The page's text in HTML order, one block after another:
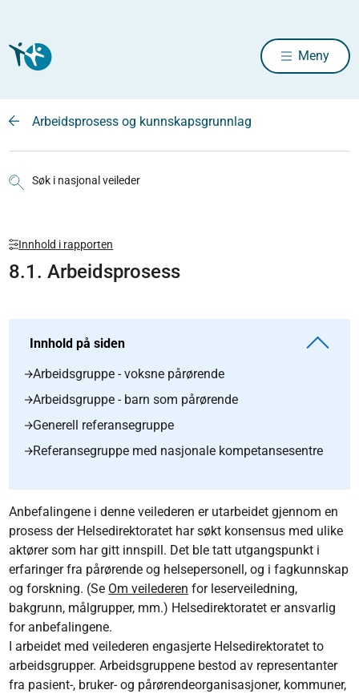
Meny
Arbeidsprosess og kunnskapsgrunnlag
Søk i nasjonal veileder
Innhold i rapporten
8.1. Arbeidsprosess
Innhold på siden
Arbeidsgruppe - voksne pårørende
Arbeidsgruppe - barn som pårørende
Generell referansegruppe
Referansegruppe med nasjonale kompetansesentre
Anbefalingene i denne veilederen er utarbeidet gjennom en
prosess der Helsedirektoratet har søkt konsensus med ulike
aktører som har gitt innspill. Det ble tatt utgangspunkt i
erfaringer fra pårørende og helsepersonell, og i fagkunnskap
og forskning. (Se Om veilederen for leserveiledning,
bakgrunn, målgrupper, mm.) Helsedirektoratet er ansvarlig
for anbefalingene.
I arbeidet med veilederen engasjerte Helsedirektoratet to
arbeidsgrupper. Arbeidsgruppene bestod av representanter
fra pasient-, bruker- og pårørendeorganisasjoner, kommuner,